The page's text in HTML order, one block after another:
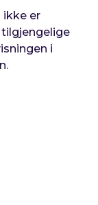
ikke er
i